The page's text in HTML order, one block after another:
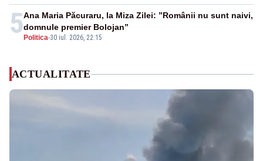
5 Politica-30 iul. 2026, 22:15
Ana Maria Păcuraru, la Miza Zilei: ”Românii nu sunt naivi,
domnule premier Bolojan”
ACTUALITATE